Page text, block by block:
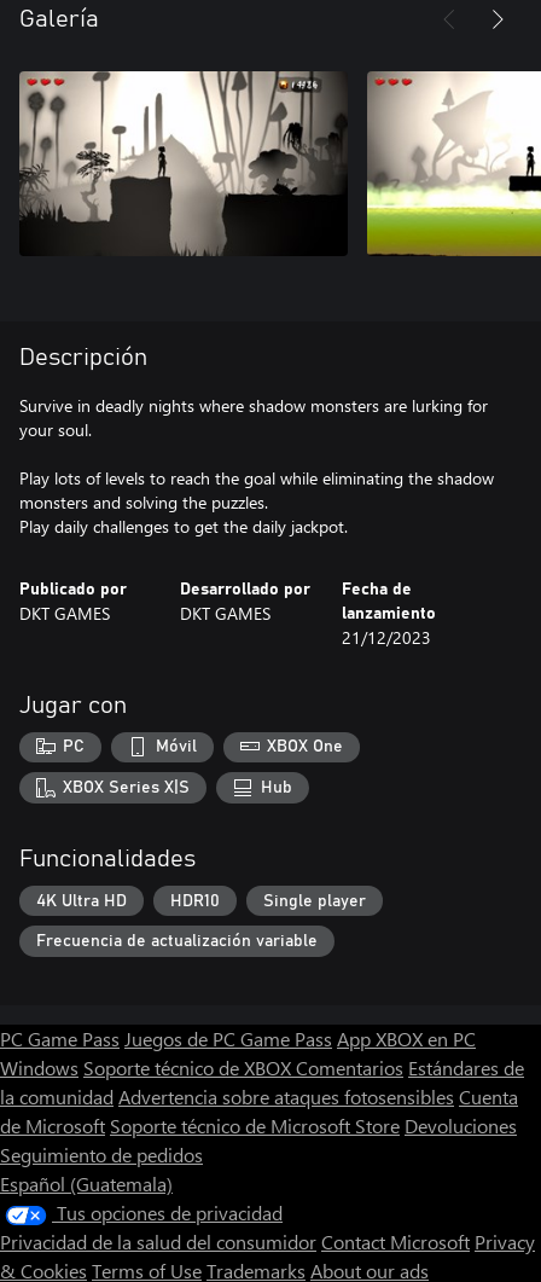
Galería
Descripción
Survive in deadly nights where shadow monsters are lurking for
your soul.
Play lots of levels to reach the goal while eliminating the shadow
monsters and solving the puzzles.
Play daily challenges to get the daily jackpot.
Publicado por
DKT GAMES
Desarrollado por
DKT GAMES
Fecha de
lanzamiento
21/12/2023
Jugar con
PC Móvil XBOX One
XBOX Series X|S Hub
Funcionalidades
4K Ultra HD HDR10 Single player
Frecuencia de actualización variable
PC Game Pass Juegos de PC Game Pass App XBOX en PC
Windows Soporte técnico de XBOXComentarios Estándares de
la comunidad Advertencia sobre ataques fotosensibles Cuenta
de Microsoft Soporte técnico de Microsoft Store Devoluciones
Seguimiento de pedidos
Español (Guatemala)
Tus opciones de privacidad
Privacidad de la salud del consumidorContact Microsoft Privacy
& Cookies Terms of UseTrademarks About our ads